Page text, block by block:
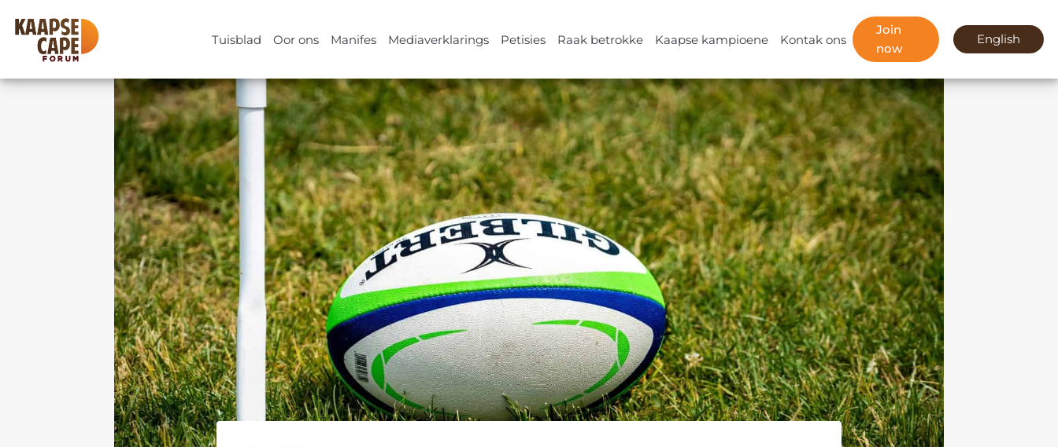
content
Tuisblad Oor ons Manifes Mediaverklarings Petisies Raak betrokke Kaapse kampioene Kontak ons
Join
now
English